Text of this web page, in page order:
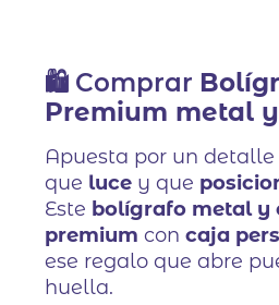
🛍️ Comprar
Premium metal
Apuesta por un
que luce y que
Este bolígrafo metal y
premium concaja
ese regalo que abre
huella.